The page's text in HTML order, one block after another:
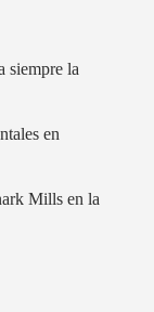
siempre la
en
Mills en la